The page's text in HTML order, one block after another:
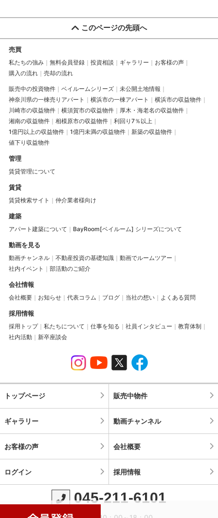
このページの先頭へ
売買
私たちの強み 無料会員登録 投資相談 ギャラリー
お客様の声
購入の流れ
売却の流れ
販売中の投資物件 ベイルームシリーズ
未公開土地情報
神奈川県の一棟売りアパート
横浜市の一棟アパート
横浜市の収益物件
川崎市の収益物件
横須賀市の収益物件
厚木・海老名の収益物件
湘南の収益物件
相模原市の収益物件
利回り7％以上
1億円以上の収益物件
1億円未満の収益物件
新築の収益物件
値下り収益物件
管理
賃貸管理について
賃貸
賃貸検索サイト 仲介業者様向け
建築
アパート建築について BayRoom[ベイルーム] シリーズについて
動画を見る
動画チャンネル 不動産投資の基礎知識
動画でルームツアー
社内イベント
部活動のご紹介
会社情報
会社概要 お知らせ 代表コラム ブログ 当社の想い よくある質問
採用情報
採用トップ 私たちについて 仕事を知る 社員インタビュー
教育体制
社内活動
新卒座談会
トップページ 販売中物件
ギャラリー 動画チャンネル
お客様の声 会社概要
ログイン 採用情報
045-211-6101